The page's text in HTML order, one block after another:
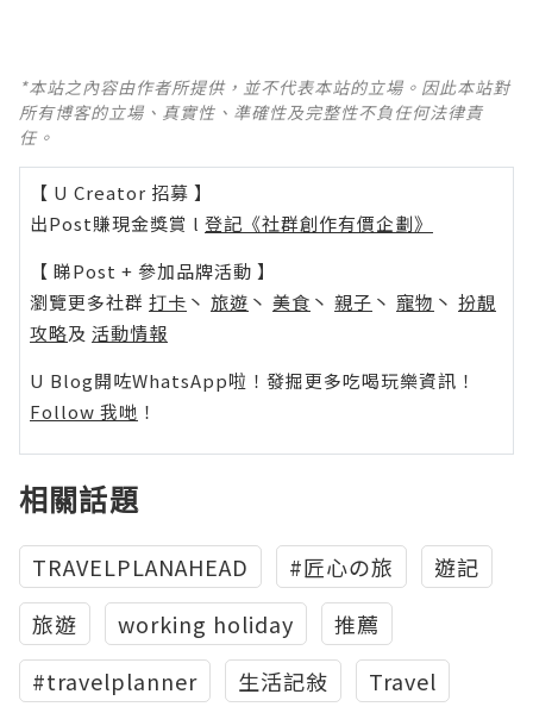
*本站之內容由作者所提供，並不代表本站的立場。因此本站對
所有博客的立場、真實性、準確性及完整性不負任何法律責
任。
【 U Creator 招募 】
出Post賺現金獎賞 l 登記《社群創作有價企劃》
【 睇Post + 參加品牌活動 】
瀏覽更多社群 打卡 丶 旅遊 丶 美食 丶 親子 丶 寵物 丶 扮靚
攻略及 活動情報
U Blog開咗WhatsApp啦！發掘更多吃喝玩樂資訊！
Follow 我哋 ！
相關話題
TRAVELPLANAHEAD #匠心の旅
遊記
旅遊
working holiday
推薦
#travelplanner
生活記敍 Travel